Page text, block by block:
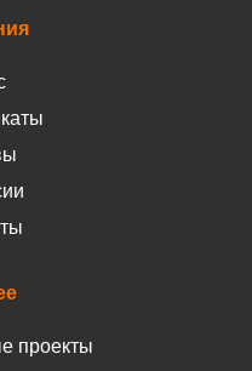
проекты